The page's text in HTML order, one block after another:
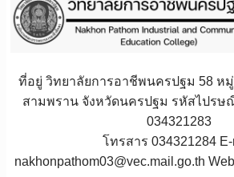
ที่อยู่ วิทยาลัยการอาชีพนครปฐม 58 หมู่
สามพราน จังหวัดนครปฐม รหัสไปรษ
034321283
โทรสาร 034321284 E-
nakhonpathom03@vec.mail.go.th